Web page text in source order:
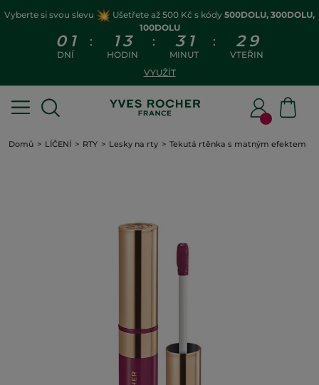
Vyberte si svou slevu Ušetřete až 500 Kč s kódy 500DOLU, 300DOLU,
100DOLU
0 1
DNÍ
: 13
HODIN
: 3 1
MINUT
: 2 8
VTEŘIN
VYUŽÍT
Domů LÍČENÍ RTY Lesky na rty Tekutá rtěnka s matným efektem